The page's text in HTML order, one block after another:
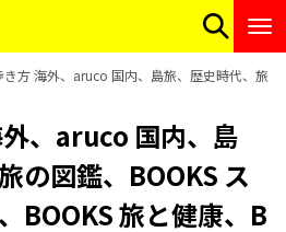
方 海外、aruco 国内、島旅、歴史時代、旅
、aruco 国内、島
の図鑑、BOOKS ス
BOOKS 旅と健康、B